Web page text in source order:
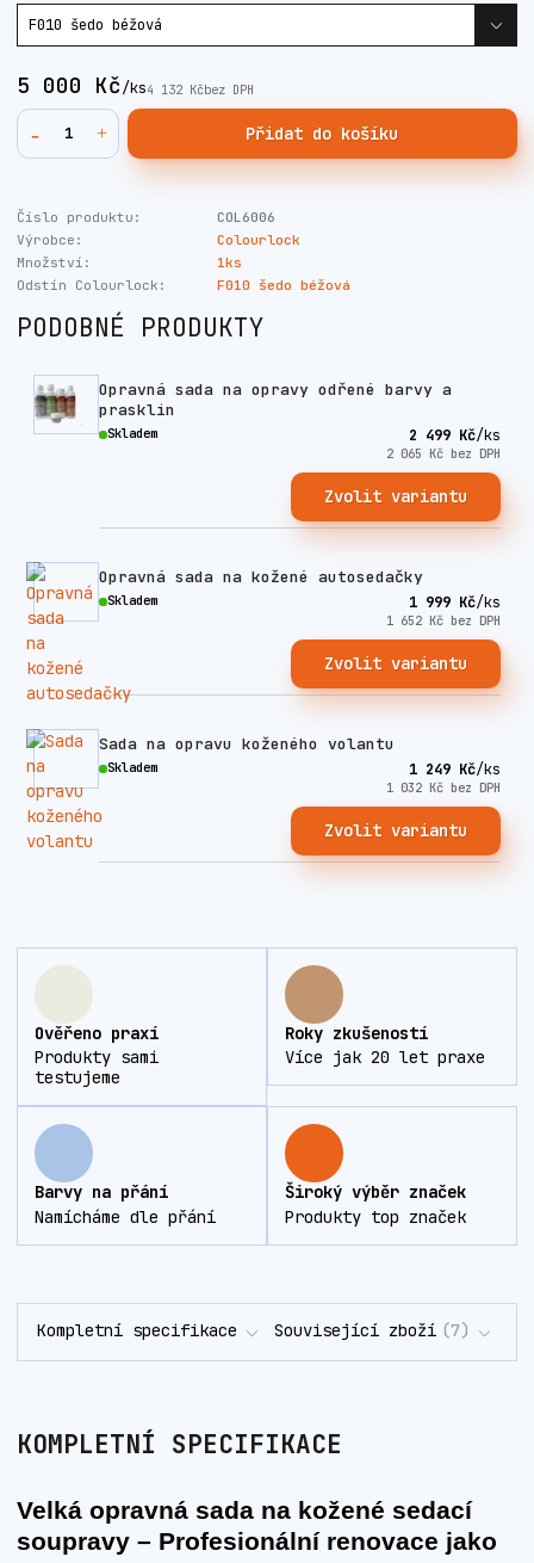
5 000 Kč/ks4 132 Kčbez DPH
Přidat do košíku
Číslo produktu:
COL6006
Výrobce:
Colourlock
Množství:
1ks
Odstín Colourlock:
F010 šedo béžová
PODOBNÉ PRODUKTY
Opravná sada na opravy odřené barvy a
prasklin
2 499 Kč/ks
2 065 Kč bez DPH
Skladem
Zvolit variantu
Opravná sada na kožené autosedačky
1 999 Kč/ks
1 652 Kč bez DPH
Skladem
Zvolit variantu
Sada na opravu koženého volantu
1 249 Kč/ks
1 032 Kč bez DPH
Skladem
Zvolit variantu
Ověřeno praxí
Produkty sami
testujeme
Roky zkušeností
Více jak 20 let praxe
Barvy na přání
Namícháme dle přání
Široký výběr značek
Produkty top značek
Kompletní specifikace Související zboží 7
KOMPLETNÍ SPECIFIKACE
Velká opravná sada na kožené sedací
soupravy – Profesionální renovace jako